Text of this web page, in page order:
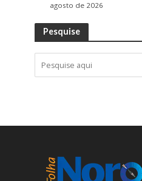
agosto de 2026
Pesquise